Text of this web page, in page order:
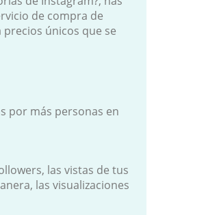
de compra de
únicos que se
por más personas en
las vistas de tus
las visualizaciones